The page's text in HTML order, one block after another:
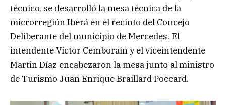
técnico, se desarrolló la mesa técnica de la
microrregión Iberá en el recinto del Concejo
Deliberante del municipio de Mercedes. El
intendente Víctor Cemborain y el viceintendente
Martin Díaz encabezaron la mesa junto al ministro
de Turismo Juan Enrique Braillard Poccard.